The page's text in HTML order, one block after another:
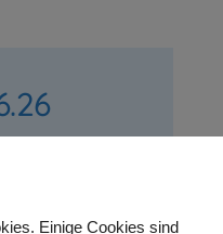
Einige Cookies sind